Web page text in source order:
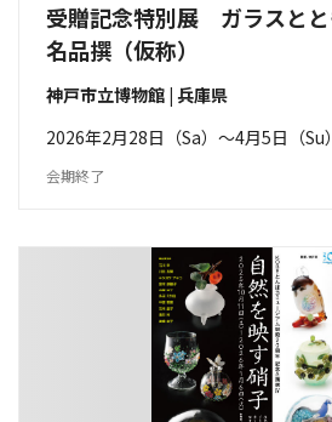
受贈記念特別展 ガラスと
名品撰（仮称）
神戸市立博物館 | 兵庫県
2026年2月28日（Sa）〜4月5日（Su）
会期終了